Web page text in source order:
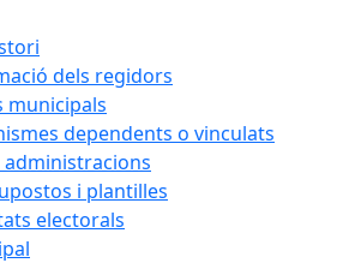
dels regidors
municipals
dependents o vinculats
administracions
i plantilles
electorals